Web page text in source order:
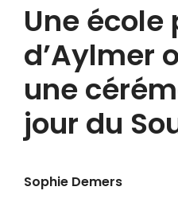
Une
d’Aylmer
une
jour du
Sophie Demers